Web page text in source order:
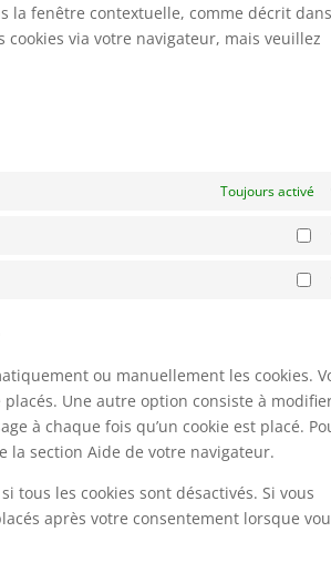
la fenêtre contextuelle, comme décrit
via votre navigateur, mais veuillez
Toujours activé
ou manuellement les cookies.
Une autre option consiste à
à chaque fois qu’un cookie est placé.
la section Aide de votre navigateur.
tous les cookies sont désactivés. Si vous
après votre consentement lorsque